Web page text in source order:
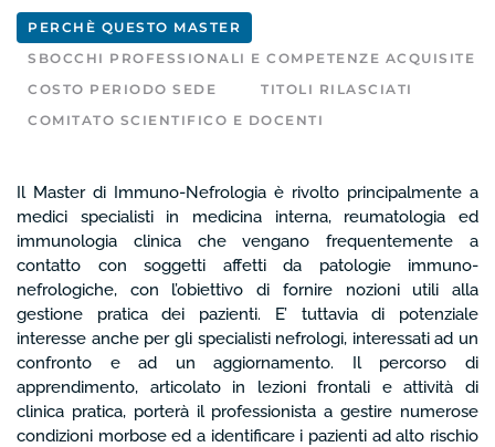
PERCHÈ QUESTO MASTER
SBOCCHI PROFESSIONALI E COMPETENZE ACQUISITE
COSTO PERIODO SEDE
TITOLI RILASCIATI
COMITATO SCIENTIFICO E DOCENTI
Il Master di Immuno-Nefrologia è rivolto principalmente a
medici specialisti in medicina interna, reumatologia ed
immunologia clinica che vengano frequentemente a
contatto con soggetti affetti da patologie immuno-
nefrologiche, con l’obiettivo di fornire nozioni utili alla
gestione pratica dei pazienti. E’ tuttavia di potenziale
interesse anche per gli specialisti nefrologi, interessati ad un
confronto e ad un aggiornamento. Il percorso di
apprendimento, articolato in lezioni frontali e attività di
clinica pratica, porterà il professionista a gestire numerose
condizioni morbose ed a identificare i pazienti ad alto rischio